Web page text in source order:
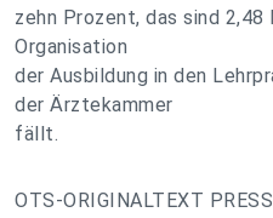
zehn Prozent, das sind 2,48
Organisation
der Ausbildung in den
der Ärztekammer
fällt.
OTS-ORIGINALTEXT